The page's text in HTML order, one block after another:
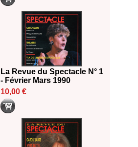
La Revue du Spectacle N° 1
- Février Mars 1990
10,00 €